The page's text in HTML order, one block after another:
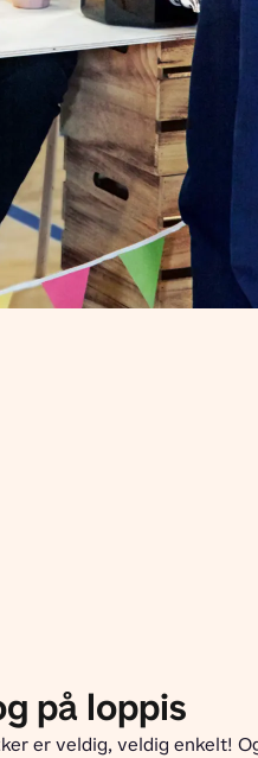
på loppis
er veldig, veldig enkelt!